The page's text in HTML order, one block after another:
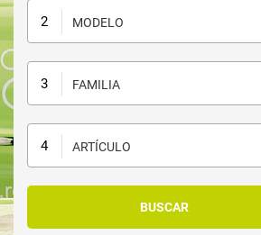
MODELO
FAMILIA
ARTÍCULO